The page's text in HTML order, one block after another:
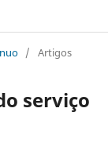
/ Artigos
serviço